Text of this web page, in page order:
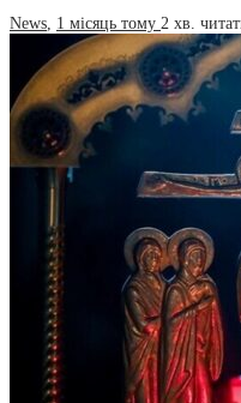
News, 1 місяць тому 2 хв.